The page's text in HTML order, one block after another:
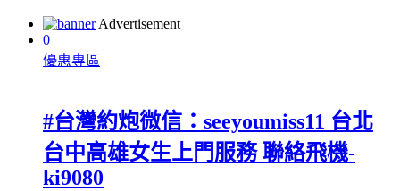
Advertisement
0
優惠專區
#台灣約炮微信：seeyoumiss11 台北
台中高雄女生上門服務 聯絡飛機-
ki9080